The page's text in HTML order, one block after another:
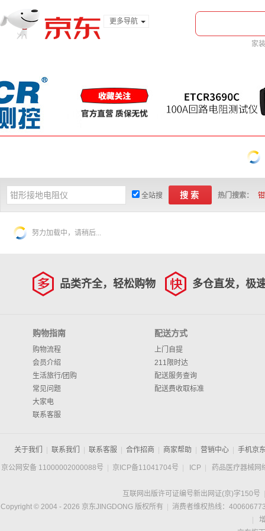
更多导航
家
全站搜 搜索 热门搜索：
努力加载中，请稍后...
品类齐全，轻松购物 多仓直发，极
购物指南
购物流程
会员介绍
生活旅行/团购
常见问题
大家电
联系客服
配送方式
上门自提
211限时达
配送服务查询
配送费收取标准
关于我们 联系我们 联系客服 合作招商 商家帮助 营销中心 手机京
京公网安备 11000002000088号 京ICP备11041704号 ICP 药品医疗器械网
互联网出版许可证编号新出网证(京)字150号
Copyright © 2004 - 2026 京东JINGDONG 版权所有
消费者维权热线：